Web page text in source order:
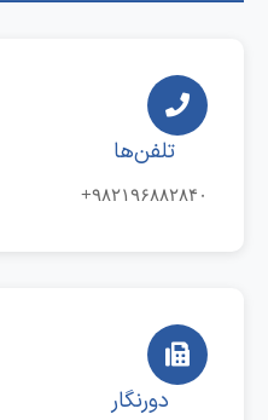
تلفن‌ها
۹۸۲۱۹۶۸۸۲۸۴۰+
دورنگار